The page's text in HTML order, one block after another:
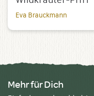
Eva Brauckmann
Mehr für Dich